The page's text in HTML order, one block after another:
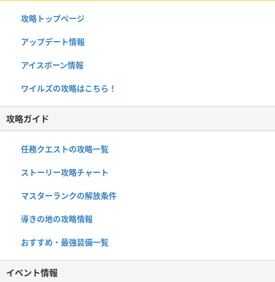
攻略トップページ
アップデート情報
アイスボーン情報
ワイルズの攻略はこちら！
攻略ガイド
任務クエストの攻略一覧
ストーリー攻略チャート
マスターランクの解放条件
導きの地の攻略情報
おすすめ・最強装備一覧
イベント情報